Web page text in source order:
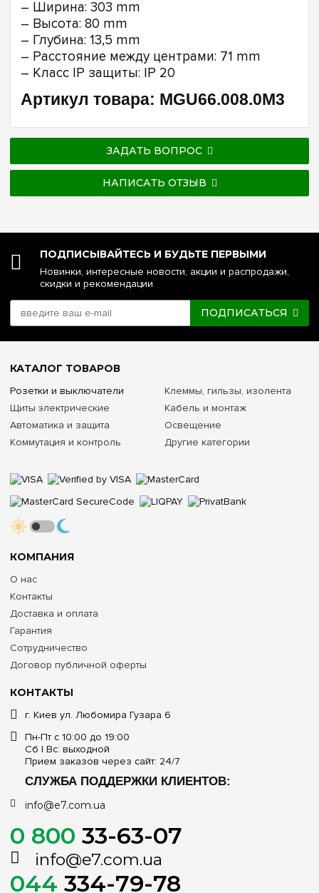
– Ширина: 303 mm
– Высота: 80 mm
– Глубина: 13,5 mm
– Расстояние между центрами: 71 mm
– Класс IP защиты: IP 20
Артикул товара: MGU66.008.0M3
ЗАДАТЬ ВОПРОС
НАПИСАТЬ ОТЗЫВ
ПОДПИСЫВАЙТЕСЬ И БУДЬТЕ ПЕРВЫМИ
Новинки, интересные новости, акции и распродажи,
скидки и рекомендации
ПОДПИСАТЬСЯ
КОНТАКТЫ
г. Киев ул. Любомира Гузара 6
Пн-Пт с 10:00 до 19:00
Сб | Вс: выходной
Прием заказов через сайт: 24/7
СЛУЖБА ПОДДЕРЖКИ КЛИЕНТОВ:
info@e7.com.ua
0 800 33-63-07
info@e7.com.ua
044 334-79-78
КОМПАНИЯ
О нас
Контакты
Доставка и оплата
Гарантия
Сотрудничество
Договор публичной оферты
КАТАЛОГ ТОВАРОВ
Розетки и выключатели
Щиты электрические
Автоматика и защита
Коммутация и контроль
Клеммы, гильзы, изолента
Кабель и монтаж
Освещение
Другие категории